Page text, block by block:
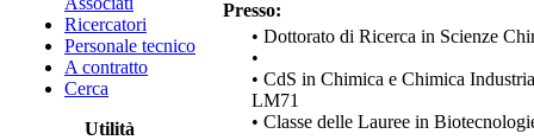
Ricercatori
Personale tecnico
A contratto
Cerca
Utilità
Presso:
• Dottorato di Ricerca in Scienze
•
• CdS in Chimica e Chimica
LM71
• Classe delle Lauree in